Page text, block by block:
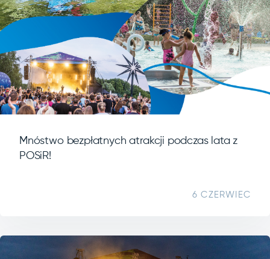
Mnóstwo bezpłatnych atrakcji podczas lata z
POSiR!
6 CZERWIEC